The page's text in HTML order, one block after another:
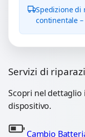
Spedizione di
continentale –
Servizi di
Scopri nel dettaglio
dispositivo.
Cambio